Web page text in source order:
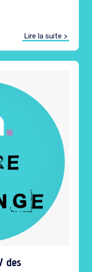
Lire la suite >
des